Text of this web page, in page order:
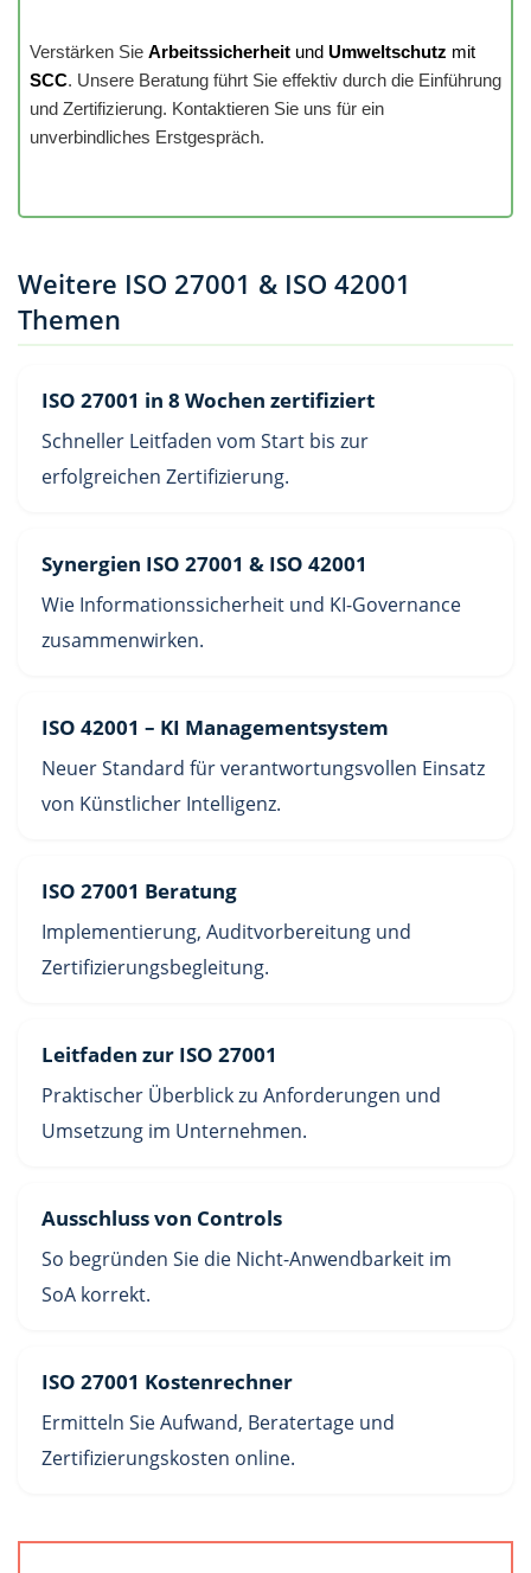
Verstärken Sie Arbeitssicherheit und Umweltschutz mit
SCC. Unsere Beratung führt Sie effektiv durch die Einführung
und Zertifizierung. Kontaktieren Sie uns für ein
unverbindliches Erstgespräch.
Weitere ISO 27001 & ISO 42001
Themen
ISO 27001 in 8 Wochen zertifiziert
Schneller Leitfaden vom Start bis zur
erfolgreichen Zertifizierung.
Synergien ISO 27001 & ISO 42001
Wie Informationssicherheit und KI-Governance
zusammenwirken.
ISO 42001 – KI Managementsystem
Neuer Standard für verantwortungsvollen Einsatz
von Künstlicher Intelligenz.
ISO 27001 Beratung
Implementierung, Auditvorbereitung und
Zertifizierungsbegleitung.
Leitfaden zur ISO 27001
Praktischer Überblick zu Anforderungen und
Umsetzung im Unternehmen.
Ausschluss von Controls
So begründen Sie die Nicht-Anwendbarkeit im
SoA korrekt.
ISO 27001 Kostenrechner
Ermitteln Sie Aufwand, Beratertage und
Zertifizierungskosten online.